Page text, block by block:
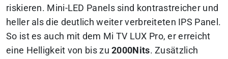
riskieren. Mini-LED Panels sind kontrastreicher und
heller als die deutlich weiter verbreiteten IPS Panel.
So ist es auch mit dem Mi TV LUX Pro, er erreicht
eine Helligkeit von bis zu2000Nits. Zusätzlich